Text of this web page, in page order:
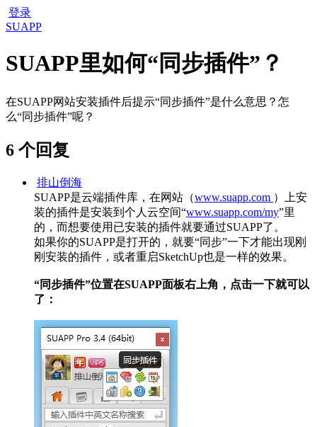
登录
SUAPP
SUAPP里如何“同步插件”？
在SUAPP网站安装插件后提示“同步插件”是什么意思？怎
么“同步插件”呢？
6 个回复
排山倒海
SUAPP是云端插件库，在网站（www.suapp.com ）上安
装的插件是安装到个人云空间“www.suapp.com/my”里
的，而想要使用已安装的插件就要通过SUAPP了。
如果你的SUAPP是打开的，就要“同步”一下才能出现刚
刚安装的插件，或者重启SketchUp也是一样的效果。
“同步插件”位置在SUAPP面板右上角，点击一下就可以
了：